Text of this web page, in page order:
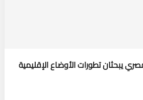
يبحثان تطورات الأوضاع الإقليمية